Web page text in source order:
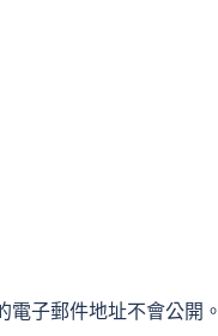
電子郵件地址不會公開。